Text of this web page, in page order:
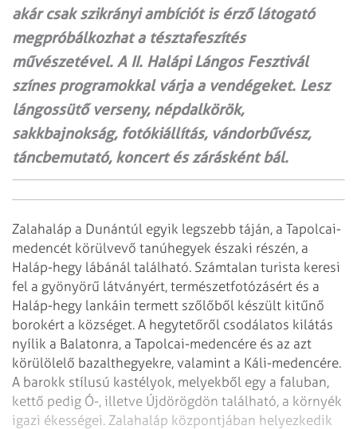
akár csak szikrányi ambíciót is érző látogató
megpróbálkozhat a tésztafeszítés
művészetével. A II. Halápi Lángos Fesztivál
színes programokkal várja a vendégeket. Lesz
lángossütő verseny, népdalkörök,
sakkbajnokság, fotókiállítás, vándorbűvész,
táncbemutató, koncert és zárásként bál.
Zalahaláp a Dunántúl egyik legszebb táján, a Tapolcai-
medencét körülvevő tanúhegyek északi részén, a
Haláp-hegy lábánál található. Számtalan turista keresi
fel a gyönyörű látványért, természetfotózásért és a
Haláp-hegy lankáin termett szőlőből készült kitűnő
borokért a községet. A hegytetőről csodálatos kilátás
nyílik a Balatonra, a Tapolcai-medencére és az azt
körülölelő bazalthegyekre, valamint a Káli-medencére.
A barokk stílusú kastélyok, melyekből egy a faluban,
kettő pedig Ó-, illetve Újdörögdön található, a környék
igazi ékességei. Zalahaláp központjában helyezkedik